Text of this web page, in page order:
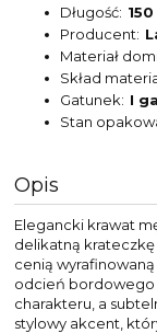
Długość
Producent
Materiał
Skład
Gatunek
I
Stan
Opis
Elegancki krawat
delikatną
cenią
odcień bordowego
charakteru, a
stylowy akcent,